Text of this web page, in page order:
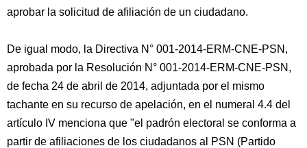
aprobar la solicitud de afiliación de un ciudadano.
De igual modo, la Directiva N° 001-2014-ERM-CNE-PSN,
aprobada por la Resolución N° 001-2014-ERM-CNE-PSN,
de fecha 24 de abril de 2014, adjuntada por el mismo
tachante en su recurso de apelación, en el numeral 4.4 del
artículo IV menciona que "el padrón electoral se conforma a
partir de afiliaciones de los ciudadanos al PSN (Partido